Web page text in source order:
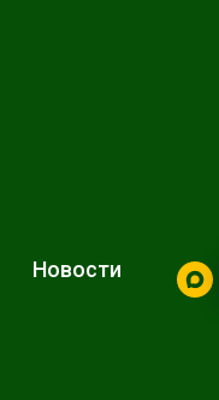
Новости